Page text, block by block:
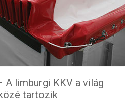
A limburgi KKV a világ
tartozik